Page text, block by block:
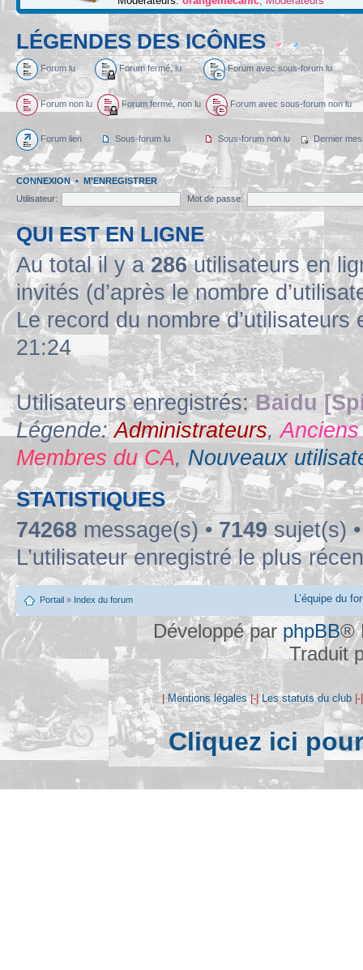
LÉGENDES DES ICÔNES
Forum lu Forum fermé, lu Forum avec sous-forum lu
Forum non lu Forum fermé, non lu Forum avec sous-forum non lu
Forum lien Sous-forum lu Sous-forum non lu Dernier
CONNEXION• M’ENREGISTRER
Utilisateur:
Mot de passe:
QUI EST EN LIGNE
Au total il y a286utilisateurs en
invités (d’après le nombre
Le record du nombre
21:24
Utilisateurs enregistrés:Baidu
Légende:Administrateurs,
Membres du CA, Nouveaux
STATISTIQUES
74268 message(s) • 7149sujet(s)
L’utilisateur enregistré le plus
Portail » Index du forum L’équipe du
Développé par phpBB®
Traduit
|Mentions légales|-|Les statuts du club
Cliquez ici